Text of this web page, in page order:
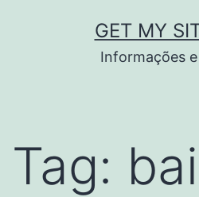
GET MY
Informações
Tag: